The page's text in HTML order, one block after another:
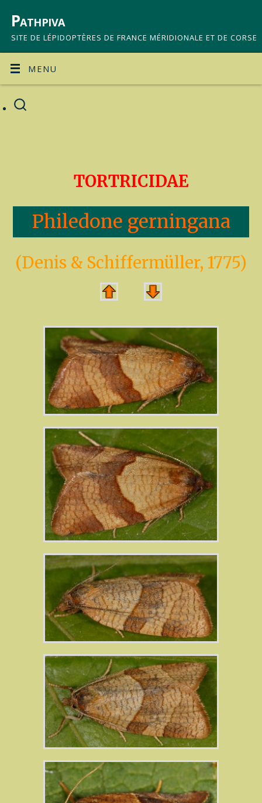
Pathpiva
SITE DE LÉPIDOPTÈRES DE FRANCE MÉRIDIONALE ET DE CORSE
MENU
TORTRICIDAE
Philedone gerningana
(Denis & Schiffermüller, 1775)